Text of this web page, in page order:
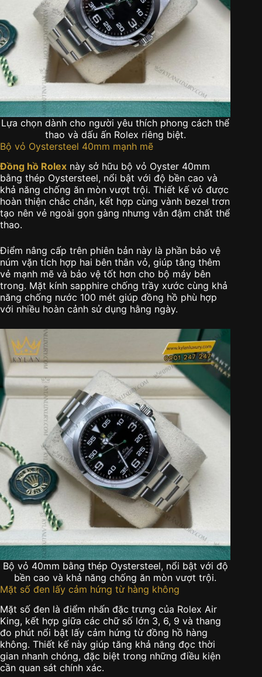
Lựa chọn dành cho người yêu thích phong cách thể
thao và dấu ấn Rolex riêng biệt.
Bộ vỏ Oystersteel 40mm mạnh mẽ
Đồng hồ Rolex này sở hữu bộ vỏ Oyster 40mm
bằng thép Oystersteel, nổi bật với độ bền cao và
khả năng chống ăn mòn vượt trội. Thiết kế vỏ được
hoàn thiện chắc chắn, kết hợp cùng vành bezel trơn
tạo nên vẻ ngoài gọn gàng nhưng vẫn đậm chất thể
thao.
Điểm nâng cấp trên phiên bản này là phần bảo vệ
núm vặn tích hợp hai bên thân vỏ, giúp tăng thêm
vẻ mạnh mẽ và bảo vệ tốt hơn cho bộ máy bên
trong. Mặt kính sapphire chống trầy xước cùng khả
năng chống nước 100 mét giúp đồng hồ phù hợp
với nhiều hoàn cảnh sử dụng hằng ngày.
Bộ vỏ 40mm bằng thép Oystersteel, nổi bật với độ
bền cao và khả năng chống ăn mòn vượt trội.
Mặt số đen lấy cảm hứng từ hàng không
Mặt số đen là điểm nhấn đặc trưng của Rolex Air
King, kết hợp giữa các chữ số lớn 3, 6, 9 và thang
đo phút nổi bật lấy cảm hứng từ đồng hồ hàng
không. Thiết kế này giúp tăng khả năng đọc thời
gian nhanh chóng, đặc biệt trong những điều kiện
cần quan sát chính xác.